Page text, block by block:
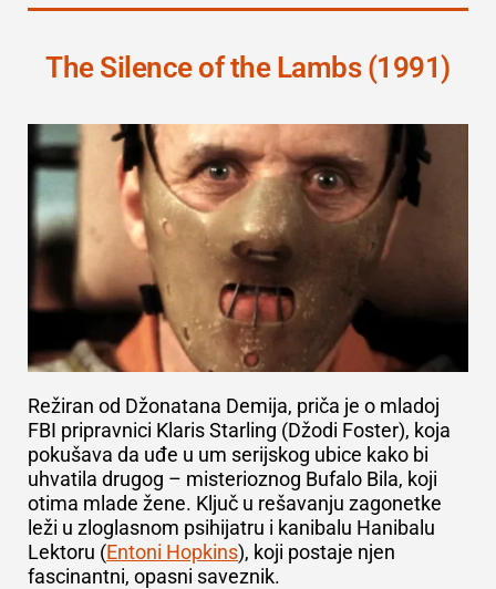
The Silence of the Lambs (1991)
Režiran od Džonatana Demija, priča je o mladoj
FBI pripravnici Klaris Starling (Džodi Foster), koja
pokušava da uđe u um serijskog ubice kako bi
uhvatila drugog – misterioznog Bufalo Bila, koji
otima mlade žene. Ključ u rešavanju zagonetke
leži u zloglasnom psihijatru i kanibalu Hanibalu
Lektoru (Entoni Hopkins), koji postaje njen
fascinantni, opasni saveznik.